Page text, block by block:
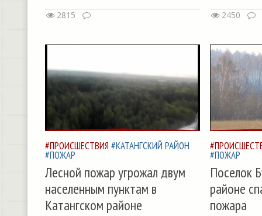
2815 2450
#ПРОИСШЕСТВИЯ #КАТАНГСКИЙ РАЙОН
#ПОЖАР
Лесной пожар угрожал двум
населенным пунктам в
Катангском районе
#ПОЖАР
Поселок
районе
пожара